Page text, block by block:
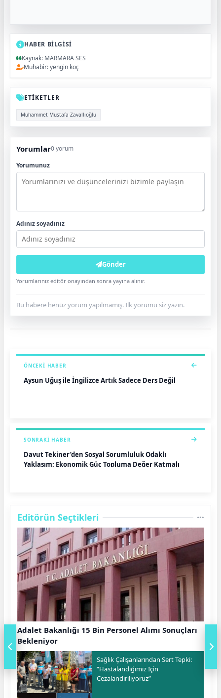
HABER BİLGİSİ
Kaynak: MARMARA SES
Muhabir: yengin koç
ETİKETLER
Muhammet Mustafa Zavallıoğlu
Yorumlar0 yorum
Yorumunuz
Adınız soyadınız
Gönder
Yorumlarınız editör onayından sonra yayına alınır.
Bu habere henüz yorum yapılmamış. İlk yorumu siz yazın.
ÖNCEKI HABER
Aysun Uğuş ile İngilizce Artık Sadece Ders Değil
SONRAKI HABER
Davut Tekiner’den Sosyal Sorumluluk Odaklı
Yaklaşım: Ekonomik Güç Topluma Değer Katmalı
Editörün Seçtikleri
Adalet Bakanlığı 15 Bin Personel Alımı Sonuçları
Bekleniyor
Sağlık Çalışanlarından Sert Tepki:
“Hastalandığımız İçin
Cezalandırılıyoruz”